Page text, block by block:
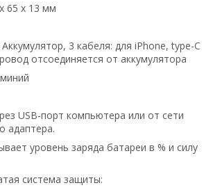
65 х 13 мм
Аккумулятор, 3 кабеля: для iPhone, type-C
отсоединяется от аккумулятора
USB-порт компьютера или от сети
адаптера.
уровень заряда батареи в % и силу
система защиты: